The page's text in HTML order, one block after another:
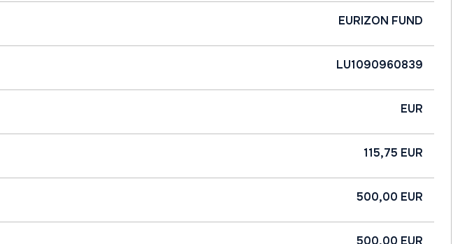
EURIZON FUND
LU1090960839
EUR
115,75 EUR
500,00 EUR
500,00 EUR